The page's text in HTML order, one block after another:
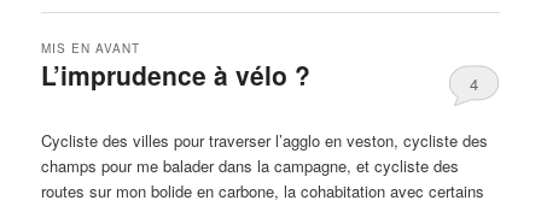
L’imprudence à vélo ?
MIS EN AVANT
4
Cycliste des villes pour traverser l’agglo en veston, cycliste des
champs pour me balader dans la campagne, et cycliste des
routes sur mon bolide en carbone, la cohabitation avec certains